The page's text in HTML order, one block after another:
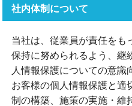
社内体制について
当社は、従業員が責任をも
保持に努められるよう、継
人情報保護についての意識
お客様の個人情報保護と適
制の構築、施策の実施・維